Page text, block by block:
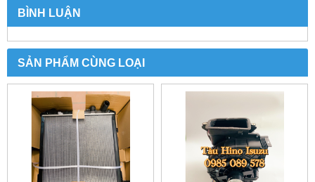
BÌNH LUẬN
SẢN PHẨM CÙNG LOẠI